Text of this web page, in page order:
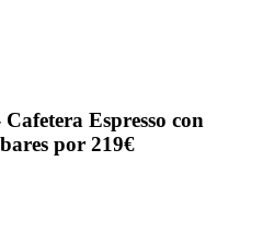
Espresso con
por 219€